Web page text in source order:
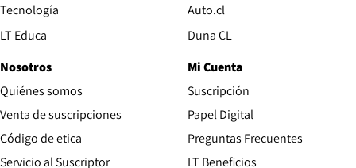
Tecnología
LT Educa
Auto.cl
Duna CL
Nosotros
Quiénes somos
Venta de suscripciones
Código de etica Opens in new window
Servicio al Suscriptor
Mi Cuenta
Suscripción
Papel Digital
Preguntas Frecuentes
LT Beneficios